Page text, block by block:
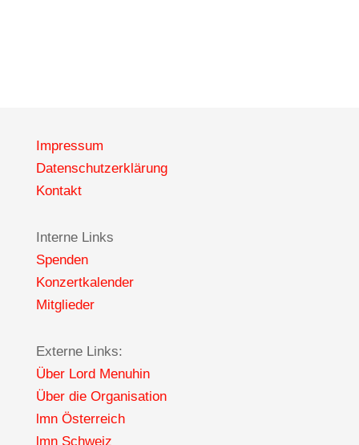
Impressum
Datenschutzerklärung
Kontakt
Interne Links
Spenden
Konzertkalender
Mitglieder
Externe Links:
Über Lord Menuhin
Über die Organisation
lmn Österreich
lmn Schweiz